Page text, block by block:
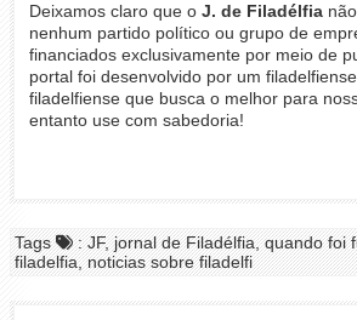
Deixamos claro que o J. de Filadélfianão
nenhum partido político ou grupo de
financiados exclusivamente por meio de
portal foi desenvolvido por um
filadelfiense que busca o melhor para
entanto use com sabedoria!
Tags
: JF, jornal de Filadélfia, quando foi
filadelfia, noticias sobre filadelfi